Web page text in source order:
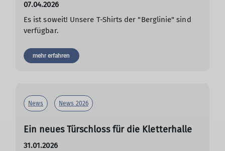
07.04.2026
Es ist soweit! Unsere T-Shirts der "Berglinie" sind
verfügbar.
mehr erfahren
News News 2026
Ein neues Türschloss für die Kletterhalle
31.01.2026